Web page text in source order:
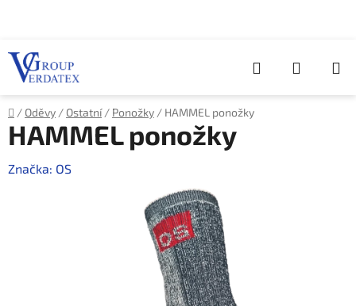
Hledat
KOŠÍK
Domů
/ Oděvy / Ostatní / Ponožky / HAMMEL ponožky
HAMMEL ponožky
Značka: OS